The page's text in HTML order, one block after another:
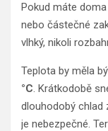
Pokud máte
nebo částečné
vlhký, nikoli
Teplota by měla
°C. Krátkodobě
dlouhodobý chlad
je nebezpečné.